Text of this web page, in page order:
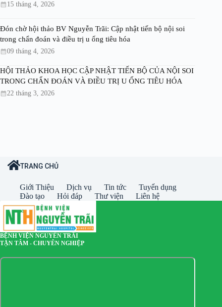
15 tháng 4, 2026
Đón chờ hội thảo BV Nguyễn Trãi: Cập nhật tiến bộ nội soi
trong chẩn đoán và điều trị u ống tiêu hóa
09 tháng 4, 2026
HỘI THẢO KHOA HỌC CẬP NHẬT TIẾN BỘ CỦA NỘI SOI
TRONG CHẨN ĐOÁN VÀ ĐIỀU TRỊ U ỐNG TIÊU HÓA
22 tháng 3, 2026
TRANG CHỦ
Giới Thiệu Dịch vụ Tin tức
Tuyển dụng
Đào tạo
Hỏi đáp Thư viện Liên hệ
BỆNH VIỆN NGUYỄN TRÃI
TẬN TÂM - CHUYÊN NGHIỆP